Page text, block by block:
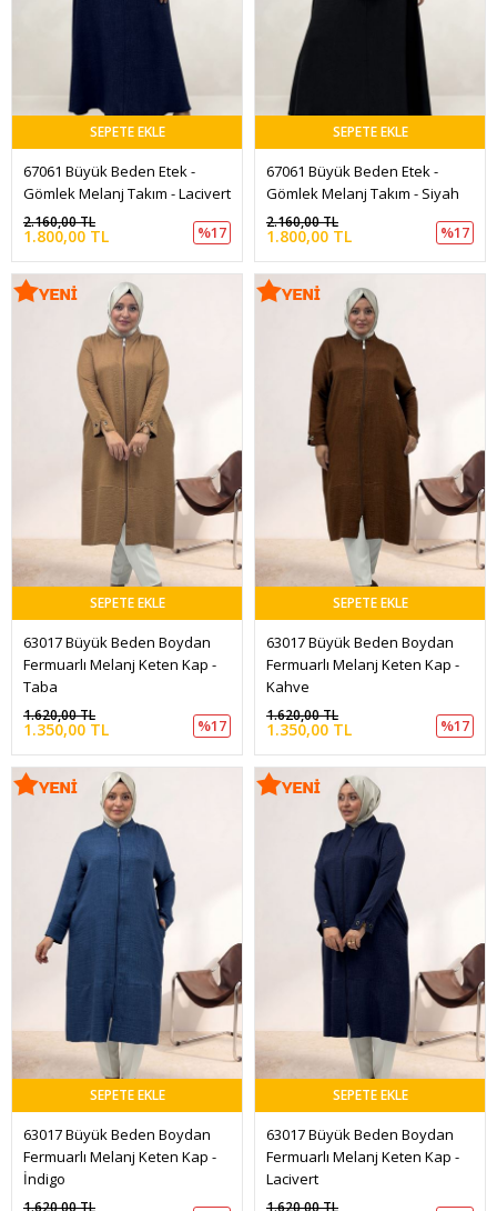
SEPETE EKLE
67061 Büyük Beden Etek -
Gömlek Melanj Takım - Lacivert
1.800,00 TL
2.160,00 TL
%17
SEPETE EKLE
67061 Büyük Beden Etek -
Gömlek Melanj Takım - Siyah
1.800,00 TL
2.160,00 TL
%17
SEPETE EKLE
63017 Büyük Beden Boydan
Fermuarlı Melanj Keten Kap -
Taba
1.350,00 TL
1.620,00 TL
%17
SEPETE EKLE
63017 Büyük Beden Boydan
Fermuarlı Melanj Keten Kap -
Kahve
1.350,00 TL
1.620,00 TL
%17
SEPETE EKLE
63017 Büyük Beden Boydan
Fermuarlı Melanj Keten Kap -
İndigo
1.620,00 TL
SEPETE EKLE
63017 Büyük Beden Boydan
Fermuarlı Melanj Keten Kap -
Lacivert
1.620,00 TL